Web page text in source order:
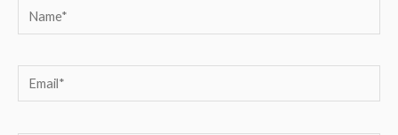
Name*
Email*